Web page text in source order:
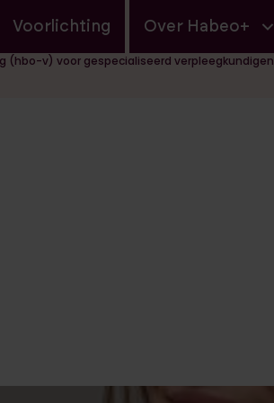
Voorlichting Over Habeo+
(hbo-v) voor gespecialiseerd verpleegkundigen